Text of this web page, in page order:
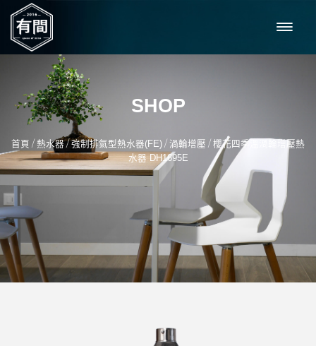
SHOP
首頁 / 熱水器/強制排氣型熱水器(FE) / 渦輪增壓 / 櫻花四季溫渦輪增壓熱
水器 DH1695E